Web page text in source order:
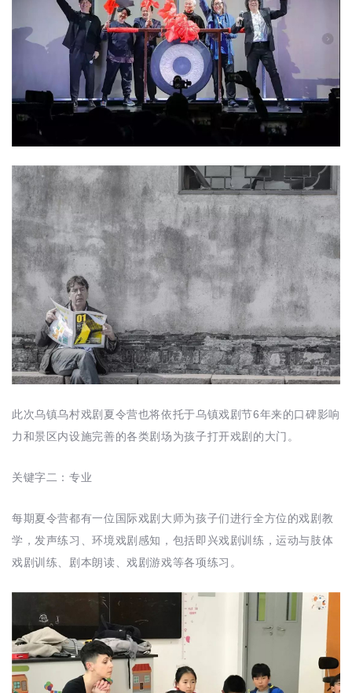
此次乌镇乌村戏剧夏令营也将依托于乌镇戏剧节6年来的口碑影响
力和景区内设施完善的各类剧场为孩子打开戏剧的大门。
关键字二：专业
每期夏令营都有一位国际戏剧大师为孩子们进行全方位的戏剧教
学，发声练习、环境戏剧感知，包括即兴戏剧训练，运动与肢体
戏剧训练、剧本朗读、戏剧游戏等各项练习。